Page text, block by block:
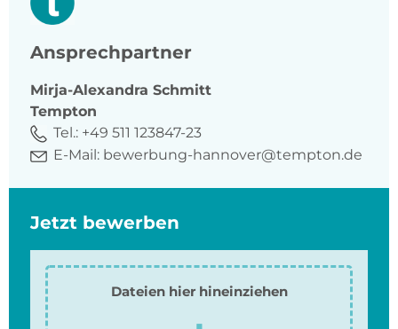
Ansprechpartner
Mirja-Alexandra Schmitt
Tempton
Tel.: +49 511 123847-23
E-Mail: bewerbung-hannover@tempton.de
Jetzt bewerben
Dateien hier hineinziehen